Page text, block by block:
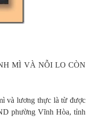
MÌ VÀ NỖI LO CÒN
và lương thực là từ được
phường Vĩnh Hòa, tỉnh